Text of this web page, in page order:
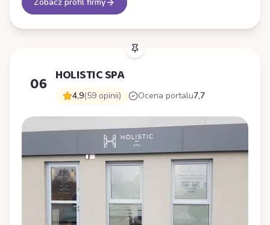
06 HOLISTIC SPA
4,9(59 opinii) Ocena portalu7,7